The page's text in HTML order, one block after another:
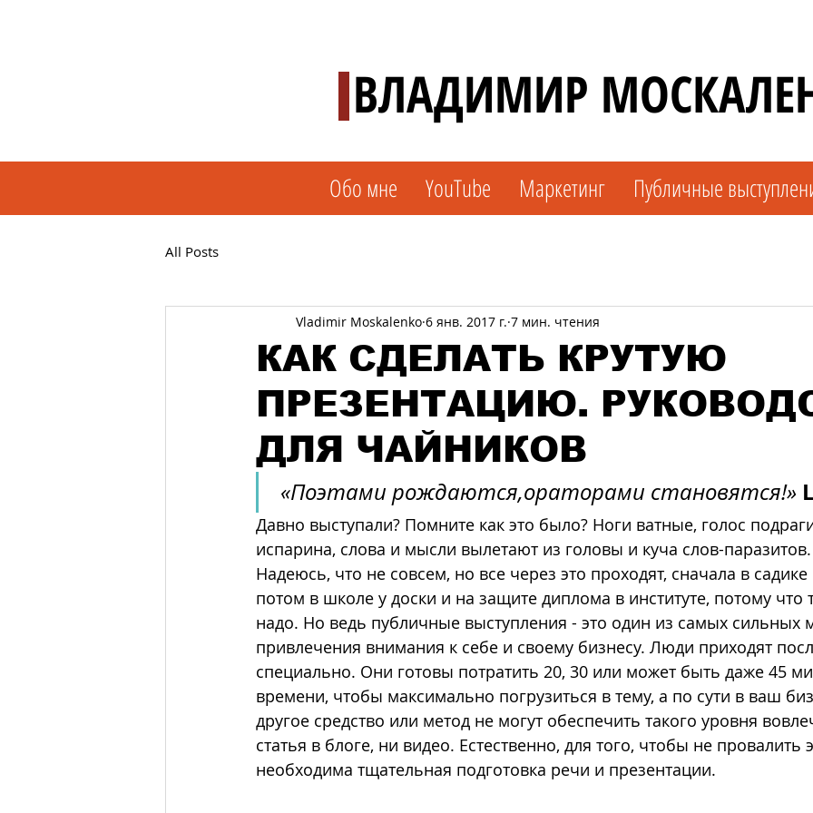
ВЛАДИМИР
Обо мне YouTube Маркетинг Публичные
All Posts
КАК СДЕЛАТЬ КРУТУЮ
ПРЕЗЕНТАЦИЮ.
ДЛЯ ЧАЙНИКОВ
Vladimir Moskalenko 6 янв. 2017 г. 7 мин. чтения
«Поэтами рождаются,ораторами становятся!»
Давно выступали? Помните как это было? Ноги ватные, голос
испарина, слова и мысли вылетают из головы и куча слов-
Надеюсь, что не совсем, но все через это проходят, сначала в
потом в школе у доски и на защите диплома в институте, потому что
надо. Но ведь публичные выступления - это один из самых сильных
привлечения внимания к себе и своему бизнесу. Люди приходят
специально. Они готовы потратить 20, 30 или может быть даже 45
времени, чтобы максимально погрузиться в тему, а по сути в ваш
другое средство или метод не могут обеспечить такого уровня
статья в блоге, ни видео. Естественно, для того, чтобы не провалить
необходима тщательная подготовка речи и презентации.